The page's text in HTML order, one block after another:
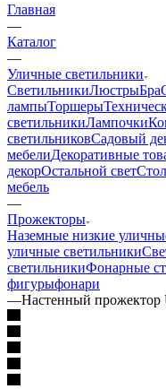
Главная
—
Каталог
—
Уличные светильники
СветильникиЛюстрыБра
лампыТоршеры
светильникиЛампочки
светильниковСадовый
мебелиДекоративные
декорОстальной свет
мебель
—
Прожекторы
Наземные низкие
уличные светильники
светильникиФонарные
фигурыфонари
—Настенный прожектор